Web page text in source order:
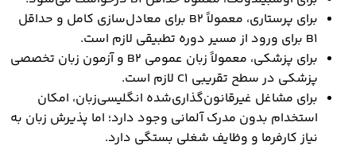
برای پرستاری، معمولاً B2 برای معادل‌سازی کامل و حداقل
B1 برای ورود از مسیر دوره تطبیقی لازم است.
برای پزشکی، معمولاً زبان عمومی B2 و آزمون زبان تخصصی
پزشکی در سطح تقریبی C1 لازم است.
برای مشاغل غیرقانون‌گذاری‌شده انگلیسی‌زبان، امکان
استخدام بدون مدرک آلمانی وجود دارد؛ اما پذیرش زبان به
نیاز کارفرما و وظایف شغلی بستگی دارد.